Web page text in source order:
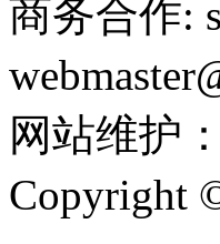
商务合作:
网站维护：
Copyright